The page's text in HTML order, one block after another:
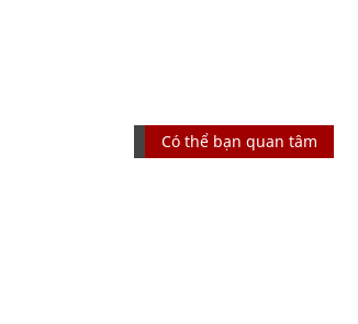
Có thể bạn quan tâm